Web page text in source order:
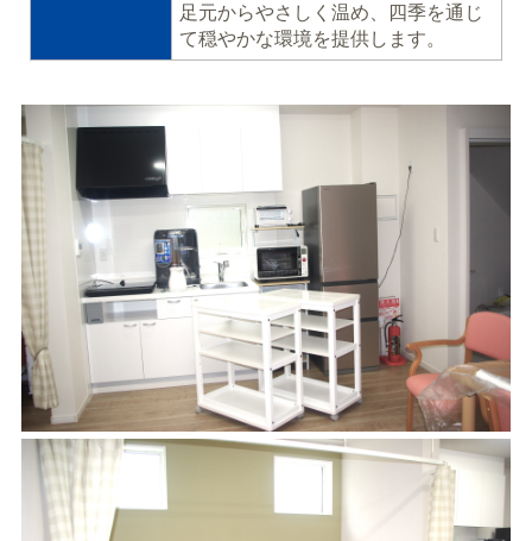
足元からやさしく温め、四季を通じ
て穏やかな環境を提供します。